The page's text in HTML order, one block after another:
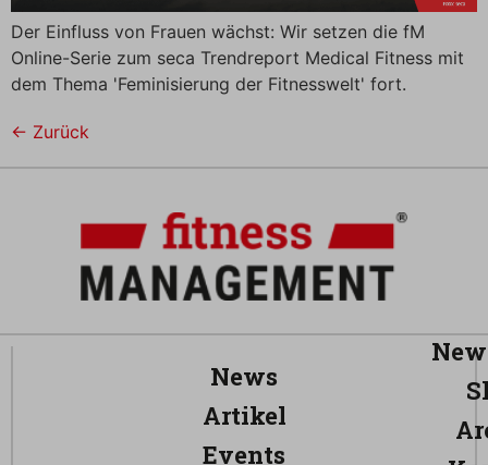
Der Einfluss von Frauen wächst: Wir setzen die fM
Online-Serie zum seca Trendreport Medical Fitness mit
dem Thema 'Feminisierung der Fitnesswelt' fort.
← Zurück
News
Artikel
Events